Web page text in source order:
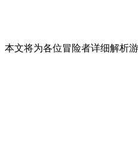
文将为各位冒险者详细解析